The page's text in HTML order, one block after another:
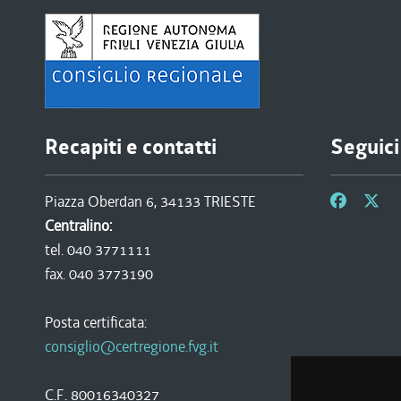
Recapiti e contatti
Piazza Oberdan 6, 34133 TRIESTE
Centralino:
tel. 040 3771111
fax. 040 3773190
Posta certificata:
consiglio@certregione.fvg.it
C.F. 80016340327